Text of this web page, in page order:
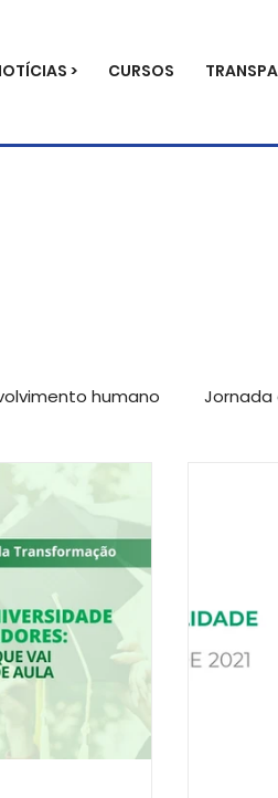
> CURSOS
humano Jornada
Dicas Empreendedoras